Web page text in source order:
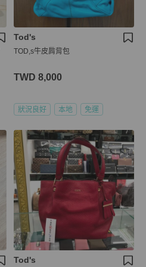
Tod's
TOD,s牛皮肩背包
TWD 8,000
狀況良好 本地 免運
Tod's